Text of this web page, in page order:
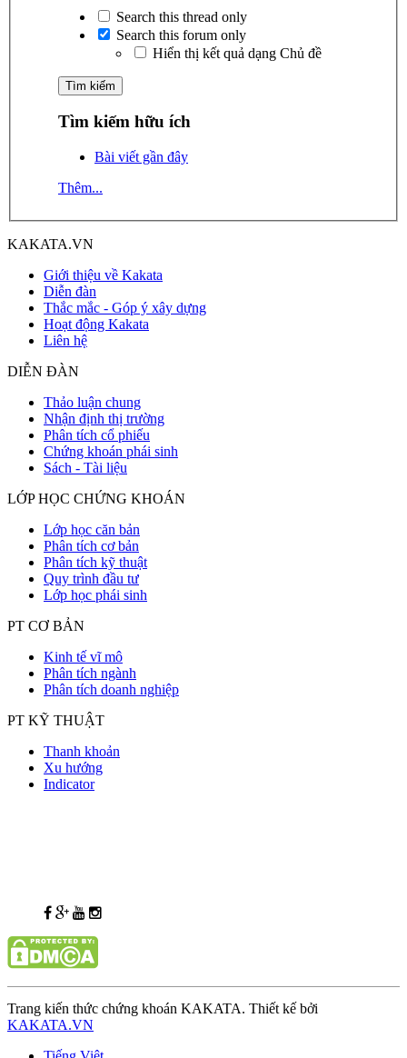
Search this thread only
Search this forum only
Hiển thị kết quả dạng Chủ đề
Tìm kiếm hữu ích
Bài viết gần đây
Thêm...
KAKATA.VN
Giới thiệu về Kakata
Diễn đàn
Thắc mắc - Góp ý xây dựng
Hoạt động Kakata
Liên hệ
DIỄN ĐÀN
Thảo luận chung
Nhận định thị trường
Phân tích cổ phiếu
Chứng khoán phái sinh
Sách - Tài liệu
LỚP HỌC CHỨNG KHOÁN
Lớp học căn bản
Phân tích cơ bản
Phân tích kỹ thuật
Quy trình đầu tư
Lớp học phái sinh
PT CƠ BẢN
Kinh tế vĩ mô
Phân tích ngành
Phân tích doanh nghiệp
PT KỸ THUẬT
Thanh khoản
Xu hướng
Indicator
Trang kiến thức chứng khoán KAKATA. Thiết kế bởi
KAKATA.VN